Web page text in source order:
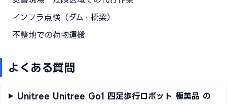
インフラ点検（ダム・橋梁）
不整地での荷物運搬
よくある質問
Unitree Unitree Go1 四足歩行ロボット 極美品 の